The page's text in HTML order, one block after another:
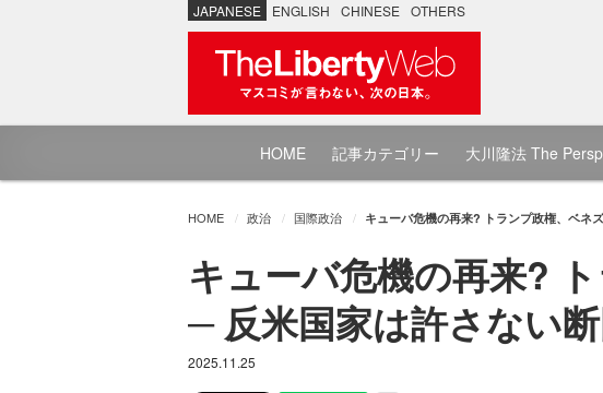
JAPANESE ENGLISH CHINESE OTHERS
HOME 記事カテゴリー 大川隆法 The
HOME 政治 国際政治 キューバ危機の再来? トランプ政権、ベネ
キューバ危機の再来?
─ 反米国家は許さない
2025.11.25